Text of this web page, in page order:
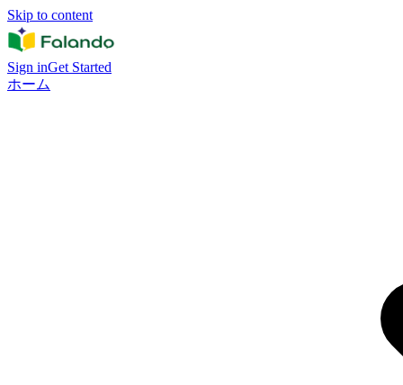
Skip to content
Sign inGet Started
ホーム